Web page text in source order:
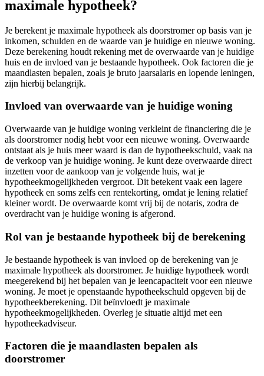
maximale hypotheek?
Je berekent je maximale hypotheek als doorstromer op basis van je
inkomen, schulden en de waarde van je huidige en nieuwe woning.
Deze berekening houdt rekening met de overwaarde van je huidige
huis en de invloed van je bestaande hypotheek. Ook factoren die je
maandlasten bepalen, zoals je bruto jaarsalaris en lopende leningen,
zijn hierbij belangrijk.
Invloed van overwaarde van je huidige woning
Overwaarde van je huidige woning verkleint de financiering die je
als doorstromer nodig hebt voor een nieuwe woning. Overwaarde
ontstaat als je huis meer waard is dan de hypotheekschuld, vaak na
de verkoop van je huidige woning. Je kunt deze overwaarde direct
inzetten voor de aankoop van je volgende huis, wat je
hypotheekmogelijkheden vergroot. Dit betekent vaak een lagere
hypotheek en soms zelfs een rentekorting, omdat je lening relatief
kleiner wordt. De overwaarde komt vrij bij de notaris, zodra de
overdracht van je huidige woning is afgerond.
Rol van je bestaande hypotheek bij de berekening
Je bestaande hypotheek is van invloed op de berekening van je
maximale hypotheek als doorstromer. Je huidige hypotheek wordt
meegerekend bij het bepalen van je leencapaciteit voor een nieuwe
woning. Je moet je openstaande hypotheekschuld opgeven bij de
hypotheekberekening. Dit beïnvloedt je maximale
hypotheekmogelijkheden. Overleg je situatie altijd met een
hypotheekadviseur.
Factoren die je maandlasten bepalen als
doorstromer